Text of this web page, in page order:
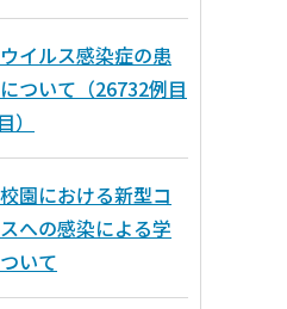
イルス感染症の患
ついて（26732例目
園における新型コ
への感染による学
いて